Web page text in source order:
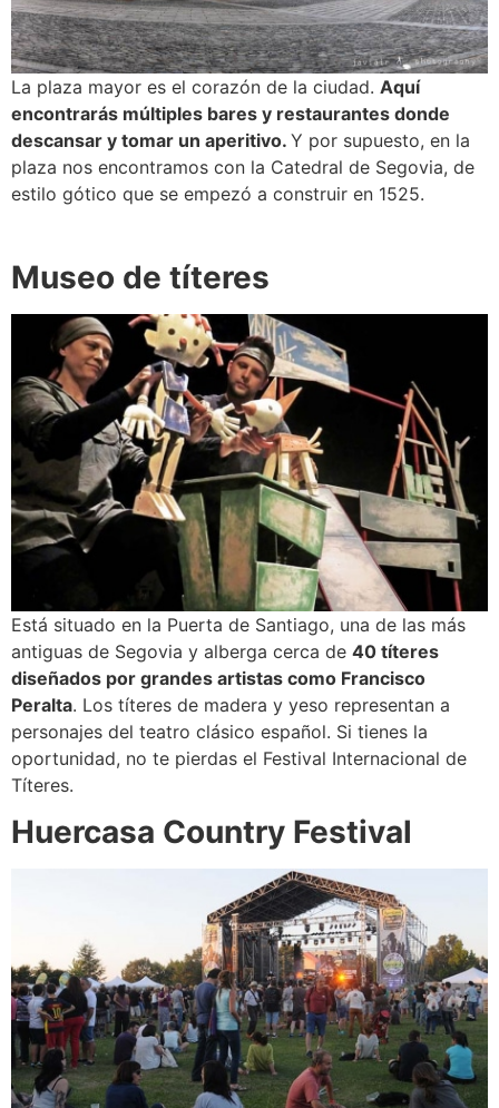
La plaza mayor es el corazón de la ciudad. Aquí
encontrarás múltiples bares y restaurantes donde
descansar y tomar un aperitivo. Y por supuesto, en la
plaza nos encontramos con la Catedral de Segovia, de
estilo gótico que se empezó a construir en 1525.
Museo de títeres
Está situado en la Puerta de Santiago, una de las más
antiguas de Segovia y alberga cerca de 40 títeres
diseñados por grandes artistas como Francisco
Peralta. Los títeres de madera y yeso representan a
personajes del teatro clásico español. Si tienes la
oportunidad, no te pierdas el Festival Internacional de
Títeres.
Huercasa Country Festival